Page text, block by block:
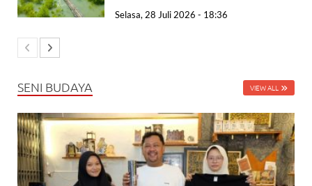
Selasa, 28 Juli 2026 - 18:36
SENI BUDAYA VIEW ALL